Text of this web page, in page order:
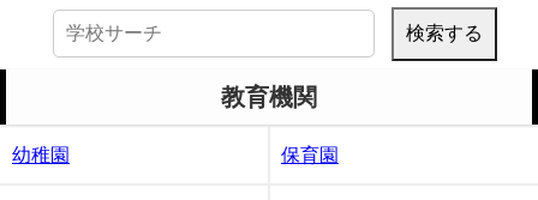
検
教育機関
幼稚園 保育園